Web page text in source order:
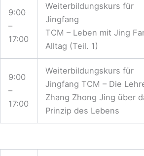
9:00
–
17:00
Weiterbildungskurs für
Jingfang
TCM – Leben mit Jing
Alltag (Teil. 1)
9:00
–
17:00
Weiterbildungskurs für
Jingfang TCM – Die
Zhang Zhong Jing über
Prinzip des Lebens